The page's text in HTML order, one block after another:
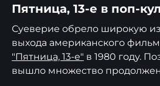
Пятница, 13-е в поп-
Суеверие обрело широкую
выхода американского
"Пятница, 13-е" в 1980 году.
вышло множество